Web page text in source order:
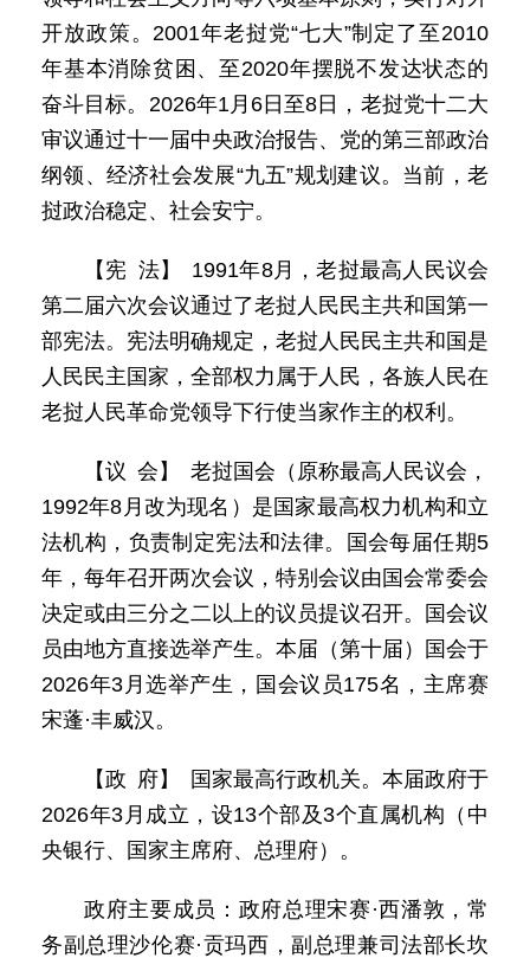
开放政策。2001年老挝党“七大”制定了至2010
年基本消除贫困、至2020年摆脱不发达状态的
奋斗目标。2026年1月6日至8日，老挝党十二大
审议通过十一届中央政治报告、党的第三部政治
纲领、经济社会发展“九五”规划建议。当前，老
挝政治稳定、社会安宁。
【宪 法】 1991年8月，老挝最高人民议会
第二届六次会议通过了老挝人民民主共和国第一
部宪法。宪法明确规定，老挝人民民主共和国是
人民民主国家，全部权力属于人民，各族人民在
老挝人民革命党领导下行使当家作主的权利。
【议 会】 老挝国会（原称最高人民议会，
1992年8月改为现名）是国家最高权力机构和立
法机构，负责制定宪法和法律。国会每届任期5
年，每年召开两次会议，特别会议由国会常委会
决定或由三分之二以上的议员提议召开。国会议
员由地方直接选举产生。本届（第十届）国会于
2026年3月选举产生，国会议员175名，主席赛
宋蓬·丰威汉。
【政 府】 国家最高行政机关。本届政府于
2026年3月成立，设13个部及3个直属机构（中
央银行、国家主席府、总理府）。
政府主要成员：政府总理宋赛·西潘敦，常
务副总理沙伦赛·贡玛西，副总理兼司法部长坎